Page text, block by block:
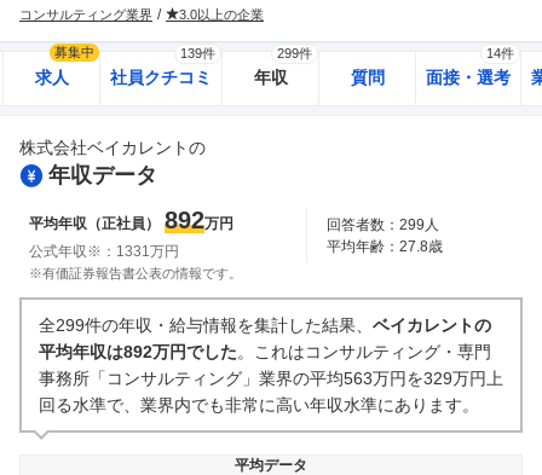
コンサルティング業界 3.0以上の企業
求人
募集中
社員クチコミ
139件
年収
299件
質問 面接・選考
14件
株式会社ベイカレントの
年収データ
平均年収（正社員） 892万円
公式年収※： 1331万円
回答者数：299 人
平均年齢：27.8歳
※有価証券報告書公表の情報です。
全299件の年収・給与情報を集計した結果、 ベイカレントの
平均年収は892万円でした。これはコンサルティング・専門
事務所「コンサルティング」業界の平均563万円を329万円上
回る水準で、業界内でも非常に高い年収水準にあります。
平均データ